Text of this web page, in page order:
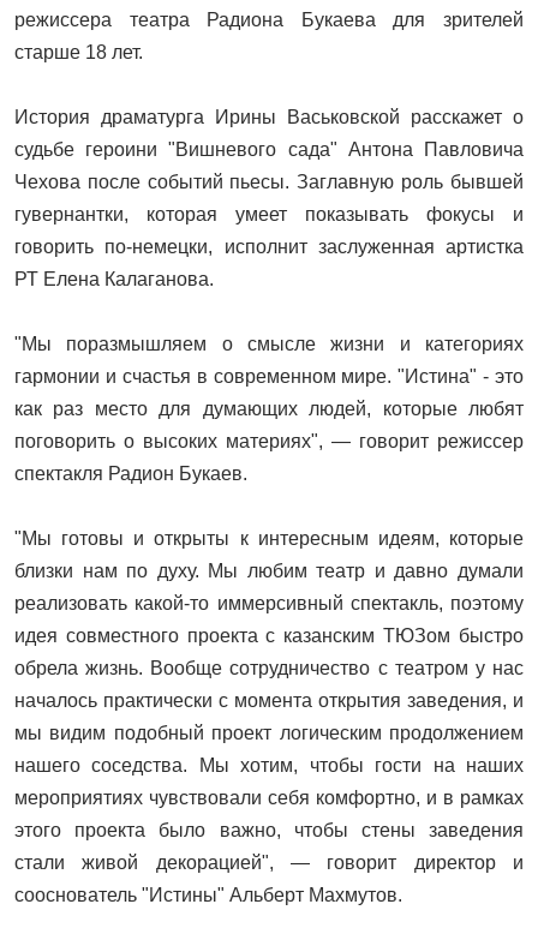
режиссера театра Радиона Букаева для зрителей
старше 18 лет.
История драматурга Ирины Васьковской расскажет о
судьбе героини "Вишневого сада" Антона Павловича
Чехова после событий пьесы. Заглавную роль бывшей
гувернантки, которая умеет показывать фокусы и
говорить по-немецки, исполнит заслуженная артистка
РТ Елена Калаганова.
"Мы поразмышляем о смысле жизни и категориях
гармонии и счастья в современном мире. "Истина" - это
как раз место для думающих людей, которые любят
поговорить о высоких материях", — говорит режиссер
спектакля Радион Букаев.
"Мы готовы и открыты к интересным идеям, которые
близки нам по духу. Мы любим театр и давно думали
реализовать какой-то иммерсивный спектакль, поэтому
идея совместного проекта с казанским ТЮЗом быстро
обрела жизнь. Вообще сотрудничество с театром у нас
началось практически с момента открытия заведения, и
мы видим подобный проект логическим продолжением
нашего соседства. Мы хотим, чтобы гости на наших
мероприятиях чувствовали себя комфортно, и в рамках
этого проекта было важно, чтобы стены заведения
стали живой декорацией", — говорит директор и
сооснователь "Истины" Альберт Махмутов.